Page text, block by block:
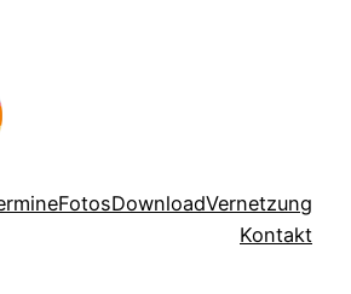
FotosDownloadVernetzung
Kontakt